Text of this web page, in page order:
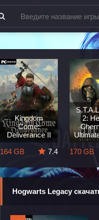
Kingdom
Come:
Deliverance II
164 GB
7.4
2:
170 GB
Hogwarts Legacy